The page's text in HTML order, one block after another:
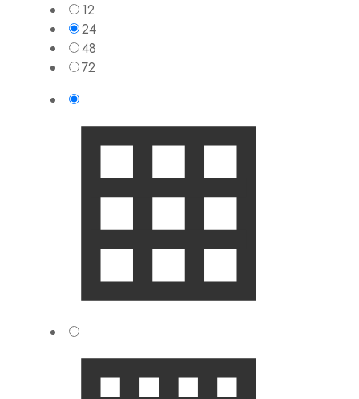
12
24
48
72